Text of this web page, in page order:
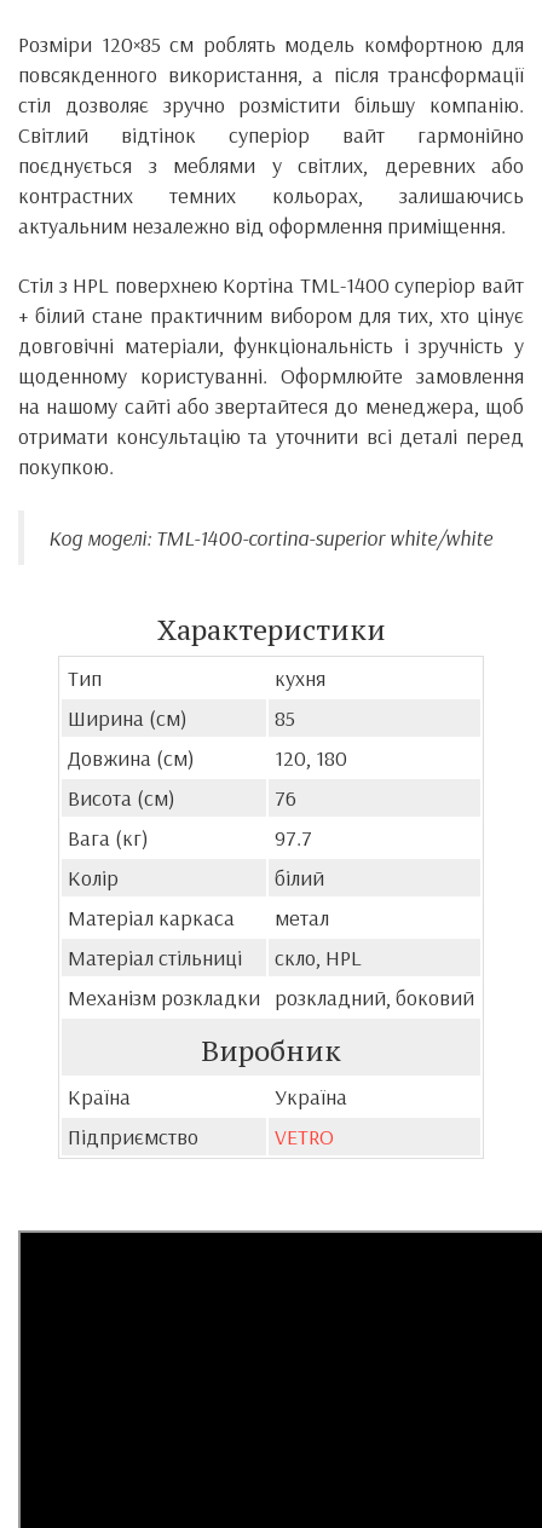
Розміри 120×85 см роблять модель комфортною для
повсякденного використання, а після трансформації
стіл дозволяє зручно розмістити більшу компанію.
Світлий відтінок суперіор вайт гармонійно
поєднується з меблями у світлих, деревних або
контрастних темних кольорах, залишаючись
актуальним незалежно від оформлення приміщення.
Стіл з HPL поверхнею Кортіна TML-1400 суперіор вайт
+ білий стане практичним вибором для тих, хто цінує
довговічні матеріали, функціональність і зручність у
щоденному користуванні. Оформлюйте замовлення
на нашому сайті або звертайтеся до менеджера, щоб
отримати консультацію та уточнити всі деталі перед
покупкою.
Код моделі: TML-1400-cortina-superior white/white
Характеристики
Тип
кухня
Ширина (см)
85
Довжина (см)
120, 180
Висота (см)
76
Вага (кг)
97.7
Колір
білий
Матеріал каркаса
метал
Матеріал стільниці
скло, HPL
Механізм розкладки
розкладний, боковий
Виробник
Країна
Україна
Підприємство
VETRO